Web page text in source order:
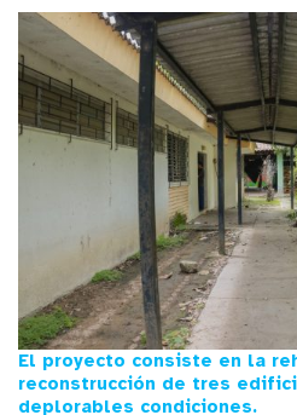
El proyecto consiste en la
reconstrucción de tres
deplorables condiciones.